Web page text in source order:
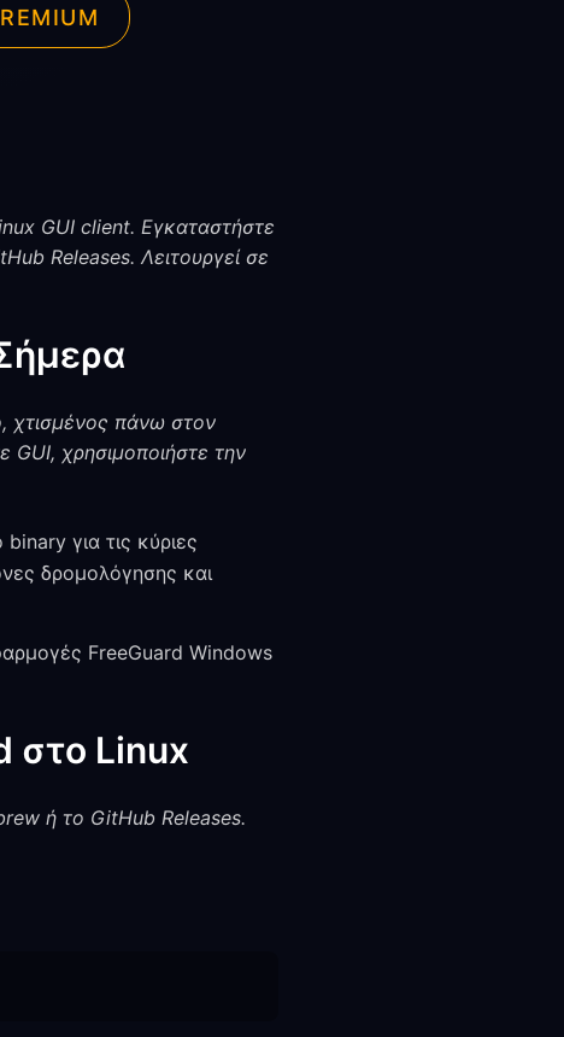
GUI client. Εγκαταστήστε
Releases. Λειτουργεί σε
χτισμένος πάνω στον
χρησιμοποιήστε την
για τις κύριες
δρομολόγησης και
FreeGuard Windows
στο Linux
ή το GitHub Releases.